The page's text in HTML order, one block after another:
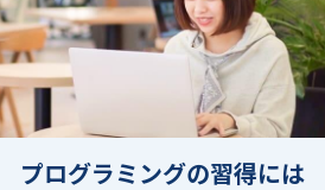
プログラミングの習得には